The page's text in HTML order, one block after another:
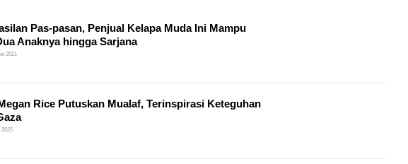
Pas-pasan, Penjual Kelapa Muda Ini Mampu
Anaknya hingga Sarjana
2021
Rice Putuskan Mualaf, Terinspirasi Keteguhan
2025